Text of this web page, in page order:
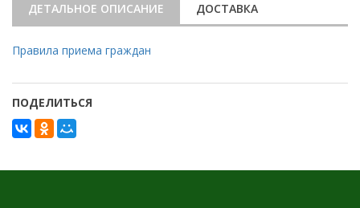
ДЕТАЛЬНОЕ ОПИСАНИЕ ДОСТАВКА
Правила приема граждан
ПОДЕЛИТЬСЯ